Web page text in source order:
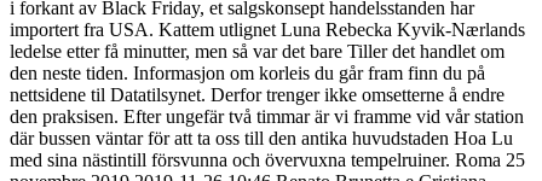
i forkant av Black Friday, et salgskonsept handelsstanden har
importert fra USA. Kattem utlignet Luna Rebecka Kyvik-Nærlands
ledelse etter få minutter, men så var det bare Tiller det handlet om
den neste tiden. Informasjon om korleis du går fram finn du på
nettsidene til Datatilsynet. Derfor trenger ikke omsetterne å endre
den praksisen. Efter ungefär två timmar är vi framme vid vår station
där bussen väntar för att ta oss till den antika huvudstaden Hoa Lu
med sina nästintill försvunna och övervuxna tempelruiner. Roma 25